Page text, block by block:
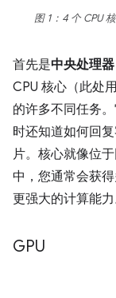
图 1：4 个 CPU
首先是中央处理
CPU 核心（此处
的许多不同任务
时还知道如何回
片。核心就像位
中，您通常会获
更强大的计算能力
GPU